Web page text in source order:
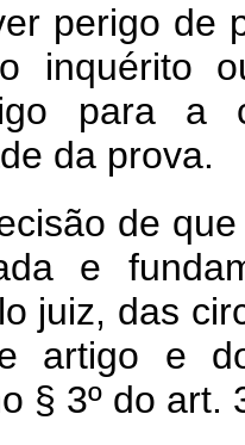
perigo de
inquérito
para a
da prova.
de
e
juiz, das
artigo e
§ 3º do art.